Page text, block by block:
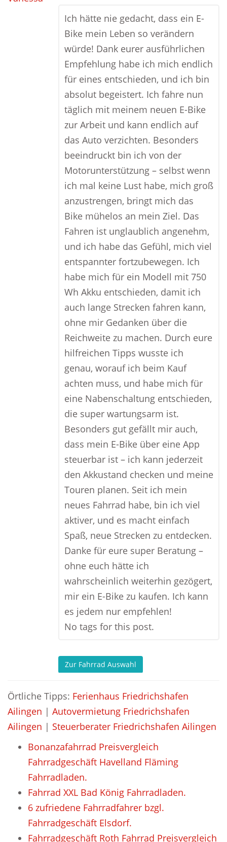
Ich hätte nie gedacht, dass ein E-
Bike mein Leben so verändern
würde! Dank eurer ausführlichen
Empfehlung habe ich mich endlich
für eines entschieden, und ich bin
absolut begeistert. Ich fahre nun
täglich mit meinem neuen E-Bike
zur Arbeit und kann endlich auf
das Auto verzichten. Besonders
beeindruckt bin ich von der
Motorunterstützung – selbst wenn
ich mal keine Lust habe, mich groß
anzustrengen, bringt mich das
Bike mühelos an mein Ziel. Das
Fahren ist unglaublich angenehm,
und ich habe das Gefühl, mich viel
entspannter fortzubewegen. Ich
habe mich für ein Modell mit 750
Wh Akku entschieden, damit ich
auch lange Strecken fahren kann,
ohne mir Gedanken über die
Reichweite zu machen. Durch eure
hilfreichen Tipps wusste ich
genau, worauf ich beim Kauf
achten muss, und habe mich für
eine Nabenschaltung entschieden,
die super wartungsarm ist.
Besonders gut gefällt mir auch,
dass mein E-Bike über eine App
steuerbar ist – ich kann jederzeit
den Akkustand checken und meine
Touren planen. Seit ich mein
neues Fahrrad habe, bin ich viel
aktiver, und es macht einfach
Spaß, neue Strecken zu entdecken.
Danke für eure super Beratung –
ohne euch hätte ich
wahrscheinlich weiterhin gezögert,
mir ein E-Bike zu kaufen. Ich kann
es jedem nur empfehlen!
No tags for this post.
Zur Fahrrad Auswahl
Örtliche Tipps: Ferienhaus Friedrichshafen
Ailingen | Autovermietung Friedrichshafen
Ailingen | Steuerberater Friedrichshafen Ailingen
Bonanzafahrrad Preisvergleich
Fahrradgeschäft Havelland Fläming
Fahrradladen.
Fahrrad XXL Bad König Fahrradladen.
6 zufriedene Fahrradfahrer bzgl.
Fahrradgeschäft Elsdorf.
Fahrradgeschäft Roth Fahrrad Preisvergleich